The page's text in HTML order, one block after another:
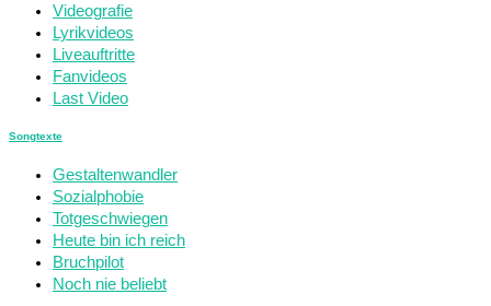
Videografie
Lyrikvideos
Liveauftritte
Fanvideos
Last Video
Songtexte
Gestaltenwandler
Sozialphobie
Totgeschwiegen
Heute bin ich reich
Bruchpilot
Noch nie beliebt